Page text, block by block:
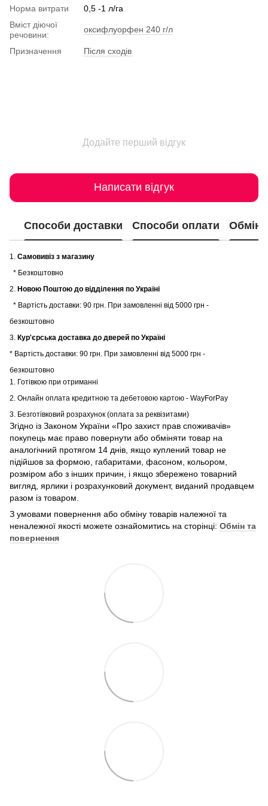
Норма витрати
0,5 -1 л/га
Вміст діючої
речовини:
оксифлуорфен 240 г/л
Призначення Після сходів
Додайте перший відгук
Написати відгук
Способи доставки Способи оплати Обмін
1. Самовивіз з магазину
* Безкоштовно
2. Новою Поштою до відділення по Україні
* Вартість доставки: 90 грн. При замовленні від 5000 грн -
безкоштовно
3. Кур'єрська доставка до дверей по Україні
* Вартість доставки: 90 грн. При замовленні від 5000 грн -
безкоштовно
1. Готівкою при отриманні
2. Онлайн оплата кредитною та дебетовою картою - WayForPay
3. Безготівковий розрахунок (оплата за реквізитами)
Згідно із Законом України «Про захист прав споживачів»
покупець має право повернути або обміняти товар на
аналогічний протягом 14 днів, якщо куплений товар не
підійшов за формою, габаритами, фасоном, кольором,
розміром або з інших причин, і якщо збережено товарний
вигляд, ярлики і розрахунковий документ, виданий продавцем
разом із товаром.
З умовами повернення або обміну товарів належної та
неналежної якості можете ознайомитись на сторінці: Обмін та
повернення